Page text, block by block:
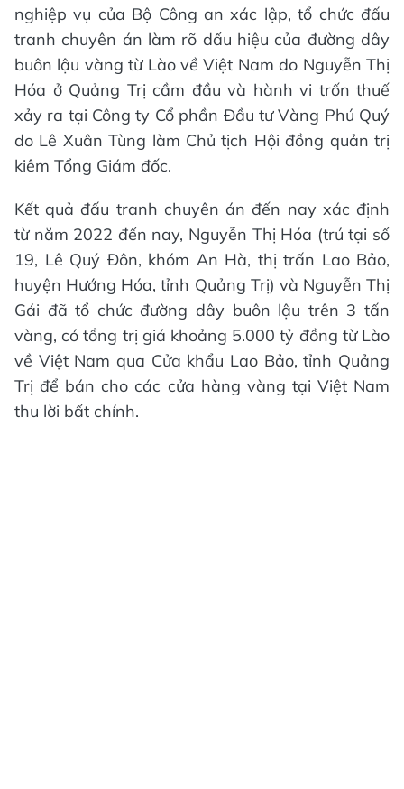
nghiệp vụ của Bộ Công an xác lập, tổ chức đấu
tranh chuyên án làm rõ dấu hiệu của đường dây
buôn lậu vàng từ Lào về Việt Nam do Nguyễn Thị
Hóa ở Quảng Trị cầm đầu và hành vi trốn thuế
xảy ra tại Công ty Cổ phần Đầu tư Vàng Phú Quý
do Lê Xuân Tùng làm Chủ tịch Hội đồng quản trị
kiêm Tổng Giám đốc.
Kết quả đấu tranh chuyên án đến nay xác định
từ năm 2022 đến nay, Nguyễn Thị Hóa (trú tại số
19, Lê Quý Đôn, khóm An Hà, thị trấn Lao Bảo,
huyện Hướng Hóa, tỉnh Quảng Trị) và Nguyễn Thị
Gái đã tổ chức đường dây buôn lậu trên 3 tấn
vàng, có tổng trị giá khoảng 5.000 tỷ đồng từ Lào
về Việt Nam qua Cửa khẩu Lao Bảo, tỉnh Quảng
Trị để bán cho các cửa hàng vàng tại Việt Nam
thu lời bất chính.